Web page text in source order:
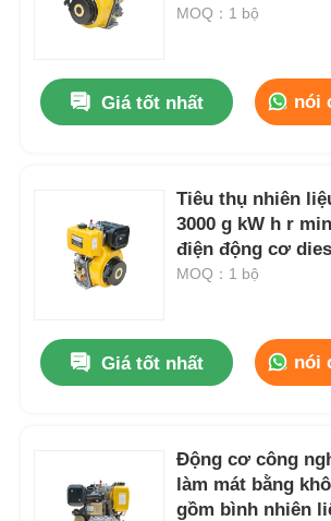
Nhà
Video
cho độ tin cậy
MOQ：1 bộ
Giá tốt nhất nói
Tiêu thụ nhiên
3000 g kW h r
điện động cơ
xoay ngược chiều
MOQ：1 bộ
Giá tốt nhất nói
Động cơ công
làm mát bằng
gồm bình nhiên